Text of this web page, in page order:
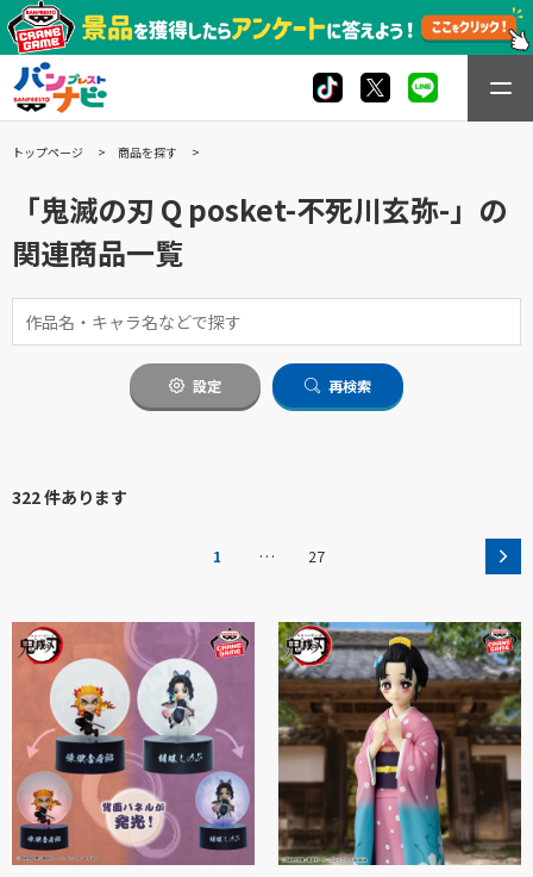
トップページ 商品を探す
「鬼滅の刃 Q posket-不死川玄弥-」の
関連商品一覧
設定 再検索
322 件あります
1 … 27